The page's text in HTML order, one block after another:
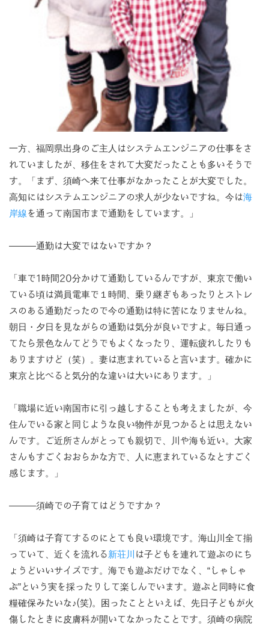
一方、福岡県出身のご主人はシステムエンジニアの仕事をさ
れていましたが、移住をされて大変だったことも多いそうで
す。「まず、須崎へ来て仕事がなかったことが大変でした。
高知にはシステムエンジニアの求人が少ないですね。今は海
岸線を通って南国市まで通勤をしています。」
―――通勤は大変ではないですか？
「車で1時間20分かけて通勤しているんですが、東京で働い
ている頃は満員電車で１時間、乗り継ぎもあったりとストレ
スのある通勤だったので今の通勤は特に苦になりませんね。
朝日・夕日を見ながらの通勤は気分が良いですよ。毎日通っ
てたら景色なんてどうでもよくなったり、運転疲れしたりも
ありますけど（笑）。妻は恵まれていると言います。確かに
東京と比べると気分的な違いは大いにあります。」
「職場に近い南国市に引っ越しすることも考えましたが、今
住んでいる家と同じような良い物件が見つかるとは思えない
んです。ご近所さんがとっても親切で、川や海も近い。大家
さんもすごくおおらかな方で、人に恵まれているなとすごく
感じます。」
―――須崎での子育てはどうですか？
「須崎は子育てするのにとても良い環境です。海山川全て揃
っていて、近くを流れる新荘川 は子どもを連れて遊ぶのにち
ょうどいいサイズです。海でも遊ぶだけでなく、“しゃしゃ
ぶ”という実を採ったりして楽しんでいます。遊ぶと同時に食
糧確保みたいな♪(笑)。困ったことといえば、先日子どもが火
傷したときに皮膚科が開いてなかったことです。須崎の病院